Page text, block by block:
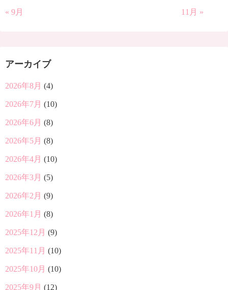
« 9月 11月 »
アーカイブ
2026年8月 (4)
2026年7月 (10)
2026年6月 (8)
2026年5月 (8)
2026年4月 (10)
2026年3月 (5)
2026年2月 (9)
2026年1月 (8)
2025年12月 (9)
2025年11月 (10)
2025年10月 (10)
2025年9月 (12)